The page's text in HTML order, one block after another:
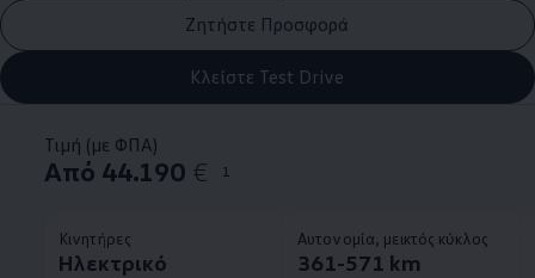
Ζητήστε Προσφορά
Κλείστε Test Drive
Τιμή (με ΦΠΑ)
Από 44.190 € 1
Κινητήρες
Ηλεκτρικό
Αυτονομία, μεικτός κύκλος
361-571 km